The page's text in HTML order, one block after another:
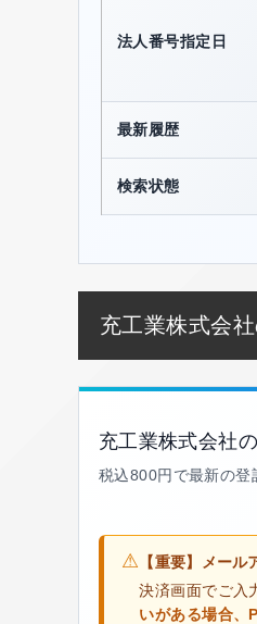
法人番号指定日
最新履歴
検索状態
充工業株式会
充工業株式会社
税込800円で最新の登
⚠ 【重要】メール
決済画面でご入
いがある場合、